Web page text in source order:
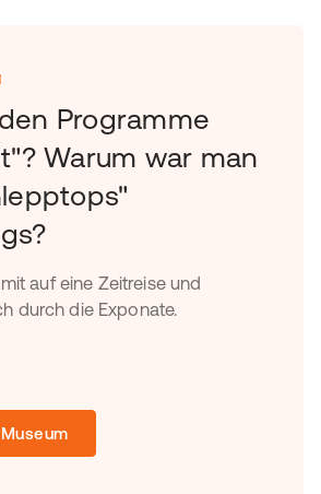
Programme
Warum war man
auf eine Zeitreise und
durch die Exponate.